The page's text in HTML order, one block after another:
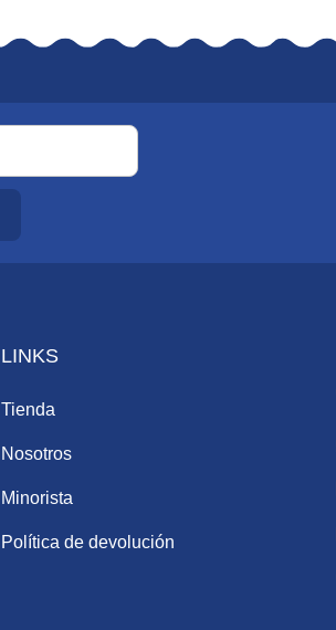
LINKS
Tienda
Nosotros
Minorista
Política de devolución